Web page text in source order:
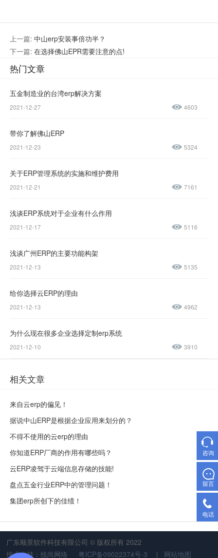
上一篇: 中山erp安装事倍功半？
下一篇: 在选择佛山EPR需要注意的点!
热门文章
五金制造业的台湾erp解决方案
2021-12-27 4603
带你了解佛山ERP
2021-12-23 5324
关于ERP管理系统的实施和维护费用
2021-12-21 7161
浅谈ERP系统对于企业有什么作用
2021-12-17 5116
浅谈广州ERP的主要功能构架
2021-12-13 5135
给你选择云ERP的理由
2021-12-13 4962
为什么现在很多企业选择定制erp系统
2021-12-10 3910
相关文章
来自云erp的偏见！
据说中山ERP是根据企业应用来划分的？
不得不使用的云erp的理由
你知道ERP厂商的作用有哪些吗？
云ERP凌驾于云端信息存储的技能!
盘点五金行业ERP中的管理问题！
集团erp所创下的佳绩！
微信公众
137-
0045
0769-
广东顺景软件科技有限公司 © 版权所有 2022
技术支持：线尚网络
粤ICP备09022374号-3 | 网站地图
咨询
留言
电话